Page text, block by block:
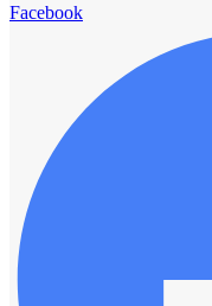
Facebook